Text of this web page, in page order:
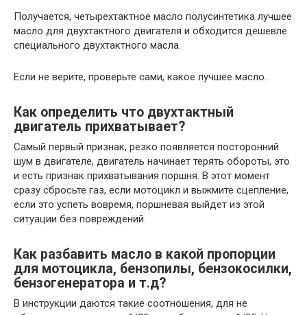
Получается, четырехтактное масло полусинтетика лучшее
масло для двухтактного двигателя и обходится дешевле
специального двухтактного масла.
Если не верите, проверьте сами, какое лучшее масло.
Как определить что двухтактный
двигатель прихватывает?
Самый первый признак, резко появляется посторонний
шум в двигателе, двигатель начинает терять обороты, это
и есть признак прихватывания поршня. В этот момент
сразу сбросьте газ, если мотоцикл и выжмите сцепление,
если это успеть вовремя, поршневая выйдет из этой
ситуации без повреждений.
Как разбавить масло в какой пропорции
для мотоцикла, бензопилы, бензокосилки,
бензогенератора и т.д?
В инструкции даются такие соотношения, для не